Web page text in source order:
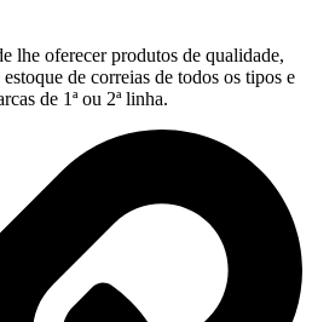
lhe oferecer produtos de qualidade,
de correias de todos os tipos e
de 1ª ou 2ª linha.